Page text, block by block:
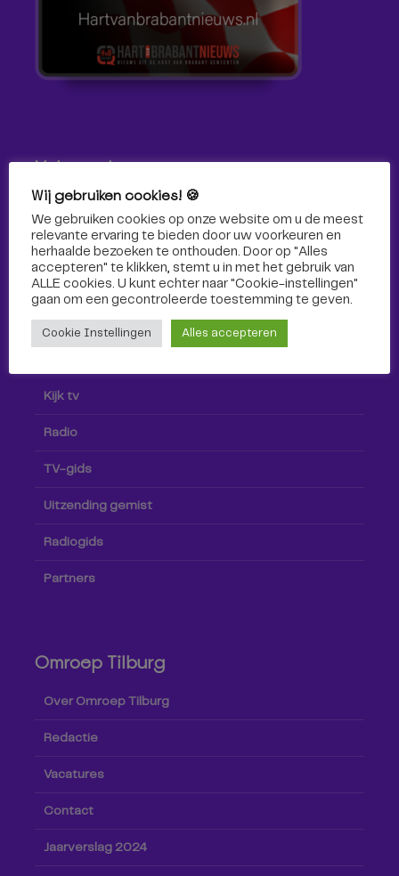
Volg ons!
Volg Omroep Tilburg niet alleen hier, maar ook via social
media!
Kijk tv
Radio
TV-gids
Uitzending gemist
Radiogids
Partners
Omroep Tilburg
Over Omroep Tilburg
Redactie
Vacatures
Contact
Jaarverslag 2024
Wij gebruiken cookies! 🍪
We gebruiken cookies op onze website om u de meest
relevante ervaring te bieden door uw voorkeuren en
herhaalde bezoeken te onthouden. Door op "Alles
accepteren" te klikken, stemt u in met het gebruik van
ALLE cookies. U kunt echter naar "Cookie-instellingen"
gaan om een ​​gecontroleerde toestemming te geven.
Cookie Instellingen Alles accepteren